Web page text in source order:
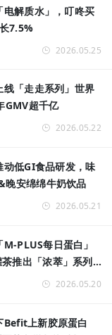
解质水」，叮咚买
7.5%
2026.05.25
「走走系列」世界
GMV超千亿
2026.05.22
低GI食品研发，味
晚安绵绵牛奶饮品
2026.05.21
PLUS每日蛋白」
推出「浓萃」系列
2026.05.20
上新胶原蛋白